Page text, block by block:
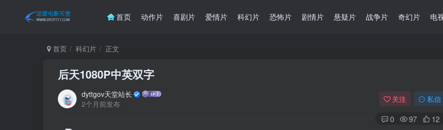
首页 动作片 喜剧片 爱情片 科幻片 恐怖片 剧情片 悬疑片 战争片 奇幻片 电
首页 科幻片 正文
后天1080P中英双字
dyttgov天堂站长
2个月前发布
关注 私信
0 97 12